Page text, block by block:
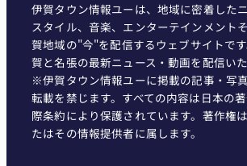
伊賀タウン情報ユーは、地域に密着した
スタイル、音楽、エンターテインメント
賀地域の"今"を配信するウェブサイトで
賀と名張の最新ニュース・動画を配信いた
※伊賀タウン情報ユーに掲載の記事・写
転載を禁じます。すべての内容は日本の
際条約により保護されています。著作権
たはその情報提供者に属します。